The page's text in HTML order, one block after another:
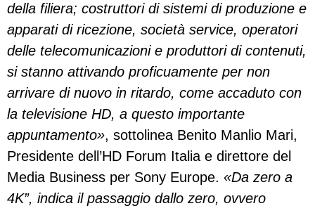
della filiera; costruttori di sistemi di produzione e
apparati di ricezione, società service, operatori
delle telecomunicazioni e produttori di contenuti,
si stanno attivando proficuamente per non
arrivare di nuovo in ritardo, come accaduto con
la televisione HD, a questo importante
appuntamento», sottolinea Benito Manlio Mari,
Presidente dell’HD Forum Italia e direttore del
Media Business per Sony Europe. «Da zero a
4K”, indica il passaggio dallo zero, ovvero